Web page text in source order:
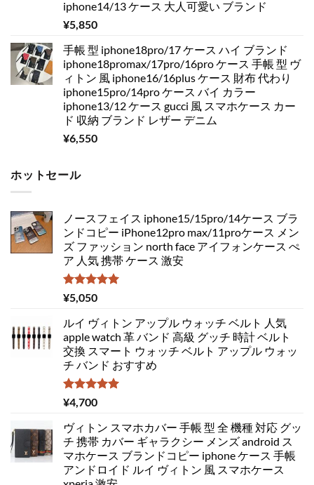
iphone14/13 ケース 大人可愛い ブランド
¥5,850
手帳 型 iphone18pro/17 ケース ハイ ブランド
iphone18promax/17pro/16pro ケース 手帳 型 ヴ
ィトン 風 iphone16/16plus ケース 財布 代わり
iphone15pro/14pro ケース バイ カラー
iphone13/12 ケース gucci 風 スマホケース カー
ド 収納 ブランド レザー デニム
¥6,550
ホットセール
ノースフェイス iphone15/15pro/14ケース ブラ
ンドコピー iPhone12pro max/11proケース メン
ズ ファッション north face アイフォンケース ぺ
ア 人気 携帯 ケース 激安
5段階中
5.00
¥5,050
ルイ ヴィトン アップル ウォッチ ベルト 人気
apple watch 革 バンド 高級 グッチ 時計 ベルト
交換 スマート ウォッチ ベルト アップル ウォッ
チ バンド おすすめ
5段階中
5.00
¥4,700
ヴィトン スマホカバー 手帳 型 全 機種 対応 グッ
チ 携帯 カバー ギャラクシー メンズ android ス
マホケース ブランドコピー iphone ケース 手帳
アンドロイド ルイ ヴィトン 風 スマホケース